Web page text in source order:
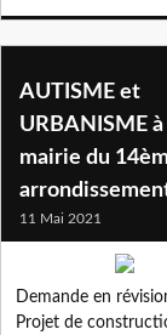
AUTISME et
URBANISME à
mairie du
11 Mai 2021
Demande en
Projet de